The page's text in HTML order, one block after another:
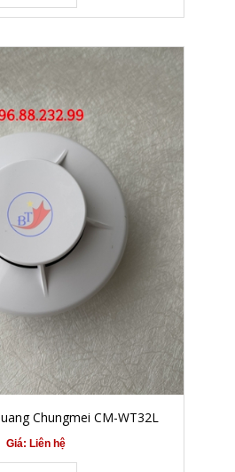
Chungmei CM-WT32L
Giá: Liên hệ